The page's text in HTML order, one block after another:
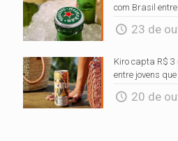
com Brasil
23 de
Kiro capta R$
entre jovens
20 de